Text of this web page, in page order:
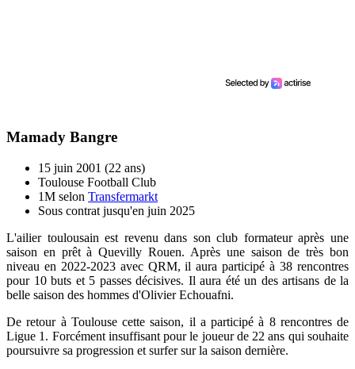
Mamady Bangre
15 juin 2001 (22 ans)
Toulouse Football Club
1M selon Transfermarkt
Sous contrat jusqu'en juin 2025
L'ailier toulousain est revenu dans son club formateur après une
saison en prêt à Quevilly Rouen. Après une saison de très bon
niveau en 2022-2023 avec QRM, il aura participé à 38 rencontres
pour 10 buts et 5 passes décisives. Il aura été un des artisans de la
belle saison des hommes d'Olivier Echouafni.
De retour à Toulouse cette saison, il a participé à 8 rencontres de
Ligue 1. Forcément insuffisant pour le joueur de 22 ans qui souhaite
poursuivre sa progression et surfer sur la saison dernière.